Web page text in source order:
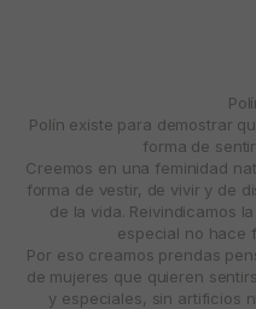
Polín existe para demostrar
forma de
Creemos en una feminidad
forma de vestir, de vivir y de
de la vida. Reivindicamos
especial no hace
Por eso creamos prendas
de mujeres que quieren
y especiales, sin artificios